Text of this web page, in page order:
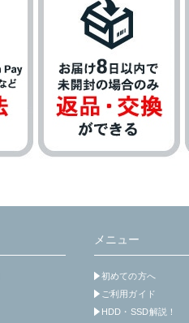
メニュー
初めての方へ
ご利用ガイド
HDD・SSD解説！